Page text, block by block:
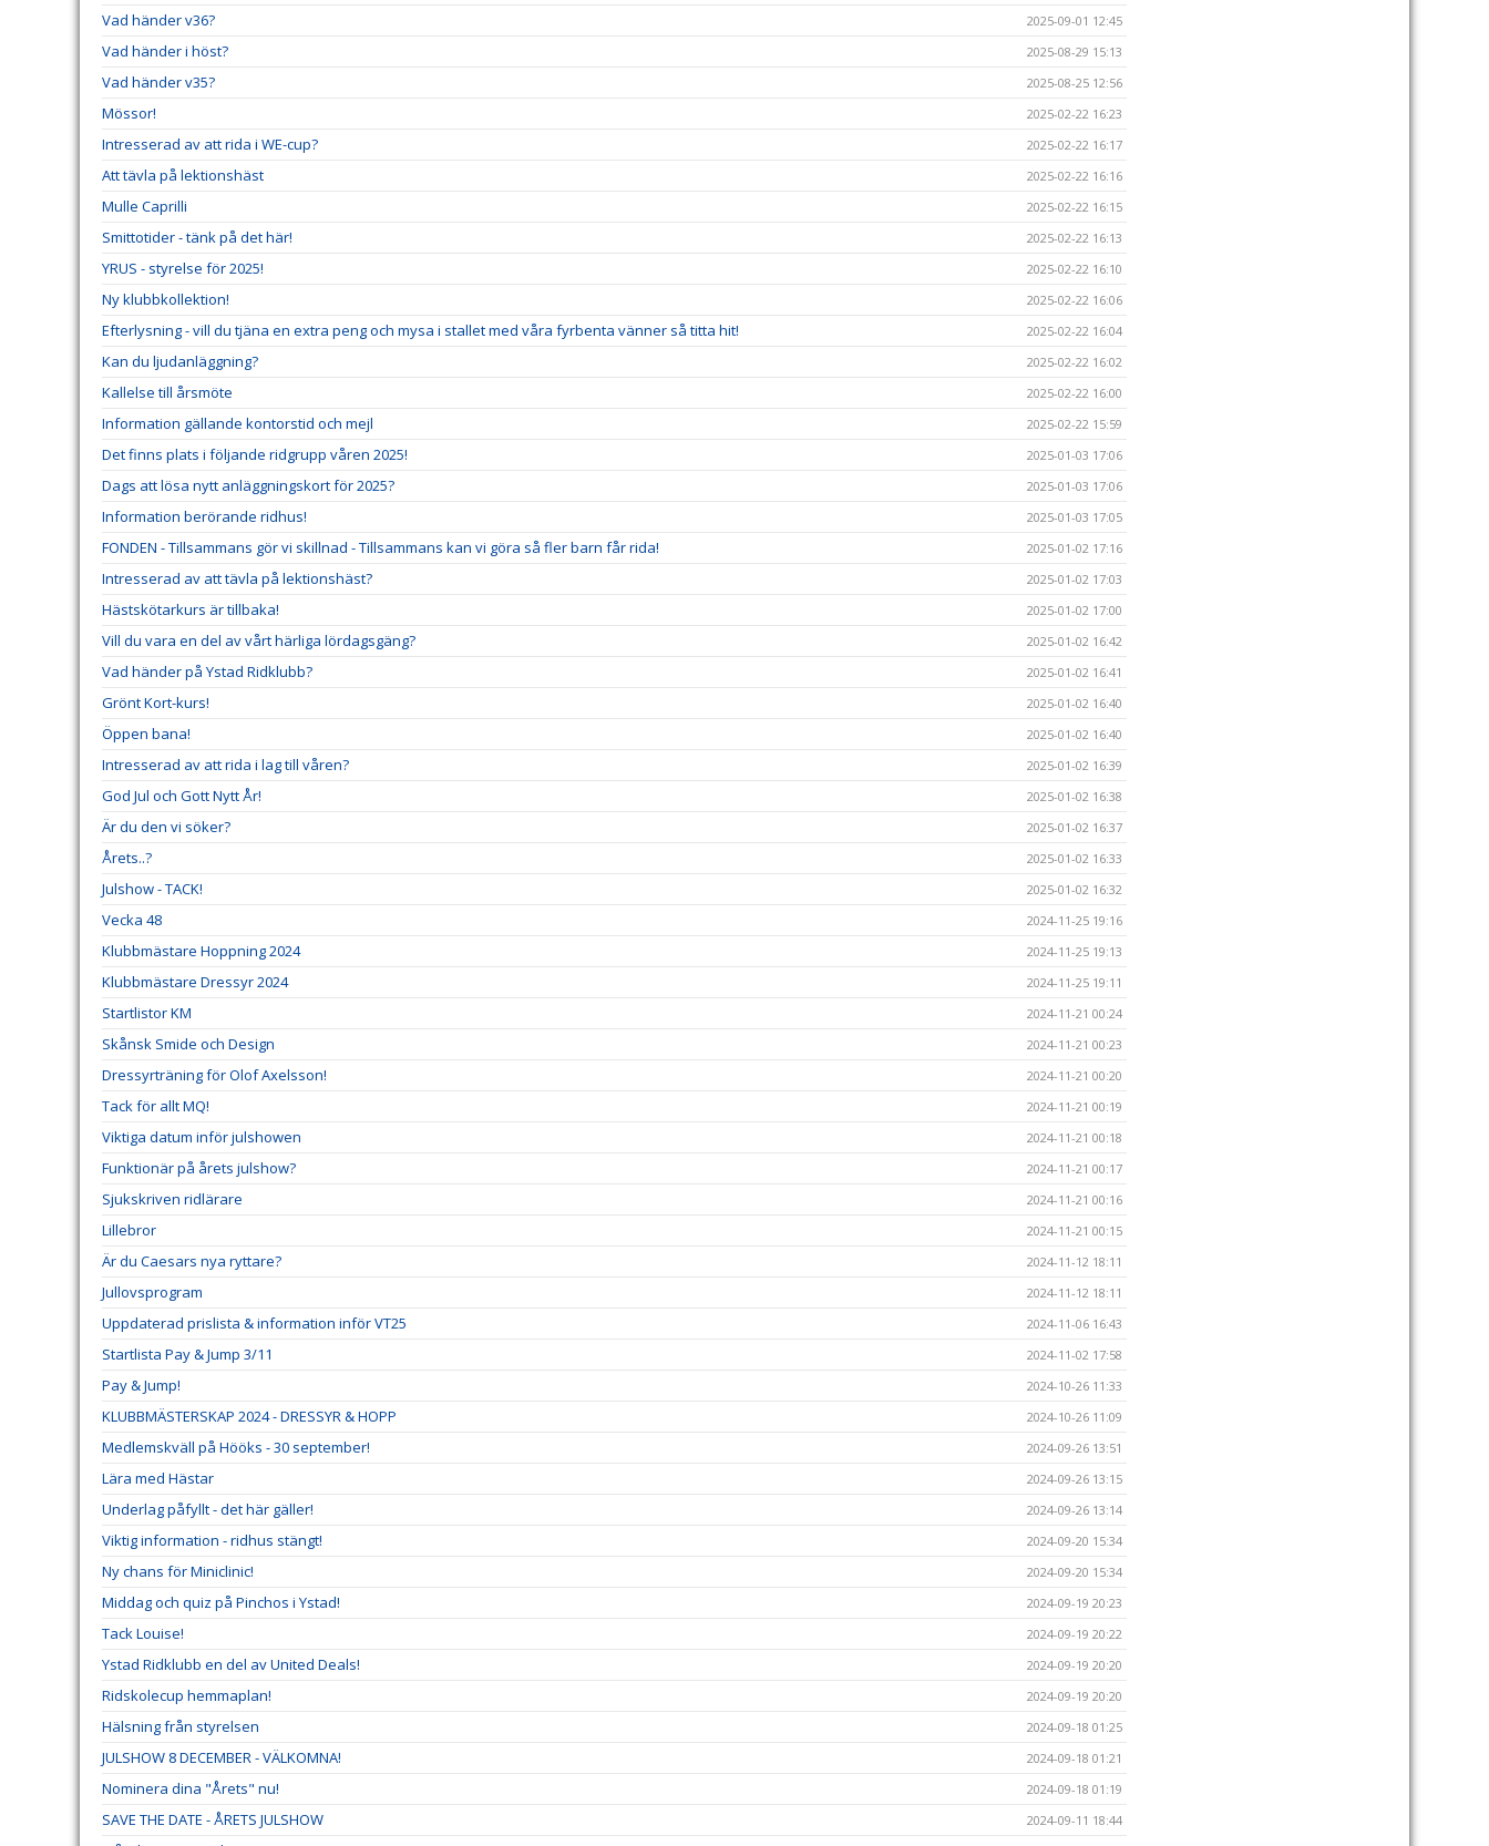
Vad händer v36? 2025-09-01 12:45
Vad händer i höst? 2025-08-29 15:13
Vad händer v35? 2025-08-25 12:56
Mössor! 2025-02-22 16:23
Intresserad av att rida i WE-cup? 2025-02-22 16:17
Att tävla på lektionshäst 2025-02-22 16:16
Mulle Caprilli 2025-02-22 16:15
Smittotider - tänk på det här! 2025-02-22 16:13
YRUS - styrelse för 2025! 2025-02-22 16:10
Ny klubbkollektion! 2025-02-22 16:06
Efterlysning - vill du tjäna en extra peng och mysa i stallet med våra fyrbenta vänner så titta hit! 2025-02-22 16:04
Kan du ljudanläggning? 2025-02-22 16:02
Kallelse till årsmöte 2025-02-22 16:00
Information gällande kontorstid och mejl 2025-02-22 15:59
Det finns plats i följande ridgrupp våren 2025! 2025-01-03 17:06
Dags att lösa nytt anläggningskort för 2025? 2025-01-03 17:06
Information berörande ridhus! 2025-01-03 17:05
FONDEN - Tillsammans gör vi skillnad - Tillsammans kan vi göra så fler barn får rida! 2025-01-02 17:16
Intresserad av att tävla på lektionshäst? 2025-01-02 17:03
Hästskötarkurs är tillbaka! 2025-01-02 17:00
Vill du vara en del av vårt härliga lördagsgäng? 2025-01-02 16:42
Vad händer på Ystad Ridklubb? 2025-01-02 16:41
Grönt Kort-kurs! 2025-01-02 16:40
Öppen bana! 2025-01-02 16:40
Intresserad av att rida i lag till våren? 2025-01-02 16:39
God Jul och Gott Nytt År! 2025-01-02 16:38
Är du den vi söker? 2025-01-02 16:37
Årets..? 2025-01-02 16:33
Julshow - TACK! 2025-01-02 16:32
Vecka 48 2024-11-25 19:16
Klubbmästare Hoppning 2024 2024-11-25 19:13
Klubbmästare Dressyr 2024 2024-11-25 19:11
Startlistor KM 2024-11-21 00:24
Skånsk Smide och Design 2024-11-21 00:23
Dressyrträning för Olof Axelsson! 2024-11-21 00:20
Tack för allt MQ! 2024-11-21 00:19
Viktiga datum inför julshowen 2024-11-21 00:18
Funktionär på årets julshow? 2024-11-21 00:17
Sjukskriven ridlärare 2024-11-21 00:16
Lillebror 2024-11-21 00:15
Är du Caesars nya ryttare? 2024-11-12 18:11
Jullovsprogram 2024-11-12 18:11
Uppdaterad prislista & information inför VT25 2024-11-06 16:43
Startlista Pay & Jump 3/11 2024-11-02 17:58
Pay & Jump! 2024-10-26 11:33
KLUBBMÄSTERSKAP 2024 - DRESSYR & HOPP 2024-10-26 11:09
Medlemskväll på Hööks - 30 september! 2024-09-26 13:51
Lära med Hästar 2024-09-26 13:15
Underlag påfyllt - det här gäller! 2024-09-26 13:14
Viktig information - ridhus stängt! 2024-09-20 15:34
Ny chans för Miniclinic! 2024-09-20 15:34
Middag och quiz på Pinchos i Ystad! 2024-09-19 20:23
Tack Louise! 2024-09-19 20:22
Ystad Ridklubb en del av United Deals! 2024-09-19 20:20
Ridskolecup hemmaplan! 2024-09-19 20:20
Hälsning från styrelsen 2024-09-18 01:25
JULSHOW 8 DECEMBER - VÄLKOMNA! 2024-09-18 01:21
Nominera dina "Årets" nu! 2024-09-18 01:19
SAVE THE DATE - ÅRETS JULSHOW 2024-09-11 18:44